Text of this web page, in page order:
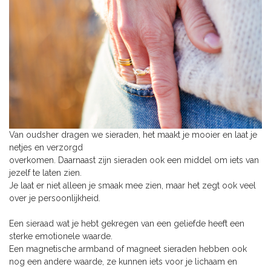
Van oudsher dragen we sieraden, het maakt je mooier en laat je
netjes en verzorgd
overkomen. Daarnaast zijn sieraden ook een middel om iets van
jezelf te laten zien.
Je laat er niet alleen je smaak mee zien, maar het zegt ook veel
over je persoonlijkheid.
Een sieraad wat je hebt gekregen van een geliefde heeft een
sterke emotionele waarde.
Een magnetische armband of magneet sieraden hebben ook
nog een andere waarde, ze kunnen iets voor je lichaam en